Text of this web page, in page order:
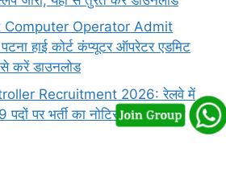
Computer Operator Admit
हाई कोर्ट कंप्यूटर ऑपरेटर एडमिट
से करें डाउनलोड
Recruitment 2026: रेलवे में
पर भर्ती का नोटिस जारी, यहाँ से